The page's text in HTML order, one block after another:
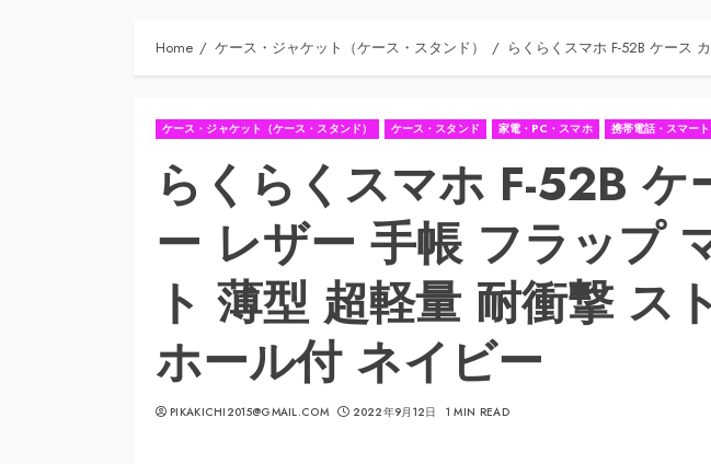
Home ケース・ジャケット（ケース・スタンド） らくらくスマホ F-52B ケース
ケース・ジャケット（ケース・スタンド） ケース・スタンド 家電・PC・スマホ 携帯電話・スマー
らくらくスマホ F-52B ケ
ー レザー 手帳 フラップ
ト 薄型 超軽量 耐衝撃 ス
ホール付 ネイビー
PIKAKICHI2015@GMAIL.COM 2022年9月12日 1 MIN READ